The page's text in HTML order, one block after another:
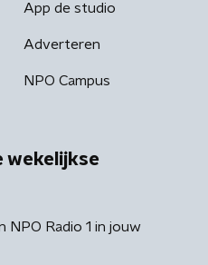
App de studio
Adverteren
NPO Campus
wekelijkse
NPO Radio 1 in jouw